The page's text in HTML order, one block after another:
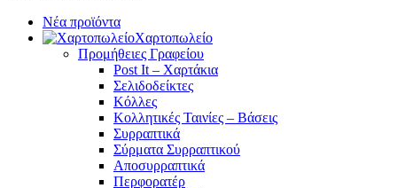
Νέα προϊόντα
Χαρτοπωλείο
Προμήθειες Γραφείου
Post It – Χαρτάκια
Σελιδοδείκτες
Κόλλες
Κολλητικές Ταινίες – Βάσεις
Συρραπτικά
Σύρματα Συρραπτικού
Αποσυρραπτικά
Περφορατέρ